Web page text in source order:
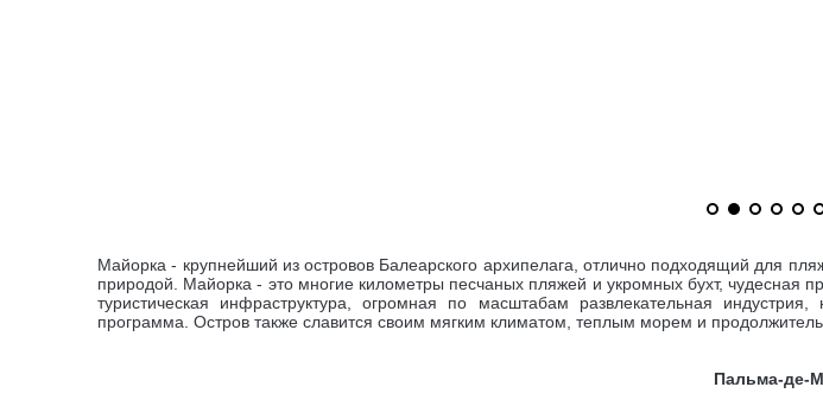
Майорка - крупнейший из островов Балеарского архипелага, отлично подходящий для
природой. Майорка - это многие километры песчаных пляжей и укромных бухт, чудесная
туристическая инфраструктура, огромная по масштабам развлекательная
программа. Остров также славится своим мягким климатом, теплым морем и
Пальма-де-